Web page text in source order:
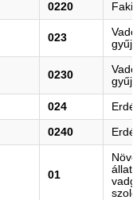
0220
023
0230
024
0240
01